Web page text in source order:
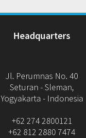
Headquarters
Jl. Perumnas No. 40
Seturan - Sleman,
Yogyakarta - Indonesia
+62 274 2800121
+62 812 2880 7474